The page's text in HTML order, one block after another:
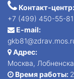
Контакт-центр:
+7 (499) 450-55-81
E-mail:
Адрес:
Москва,
Время работы: